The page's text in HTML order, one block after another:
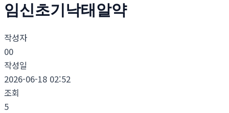
임신초기낙­태알약
작성자
00
작성일
2026-06-18 02:52
조회
5